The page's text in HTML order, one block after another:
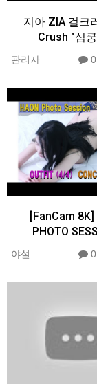
지아 ZIA 걸크
Crush "심
관리자
[FanCam 8K]
PHOTO
야설